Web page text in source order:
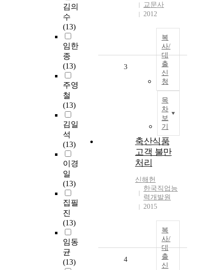
김의
수
(13)
임한
종
(13)
주영
철
(13)
김일
석
(13)
이경
일
(13)
집필
진
(13)
임동
균
(13)
교문사
2012
복
사/
대
출
신
청
목
차
보
기
3
축산식품
고객 불만
처리
신해헌
한국직업능
력개발원
2015
복
사/
대
출
신
4